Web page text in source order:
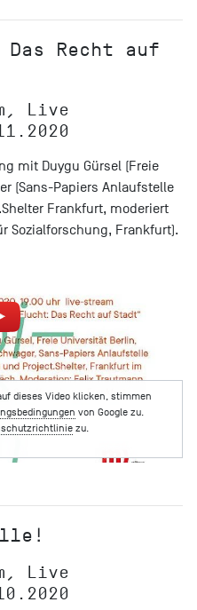
Recht auf
Live
mit Duygu Gürsel (Freie
(Sans-Papiers Anlaufstelle
Frankfurt, moderiert
Sozialforschung, Frankfurt).
dieses Video klicken, stimmen
von Google zu.
zu.
Live